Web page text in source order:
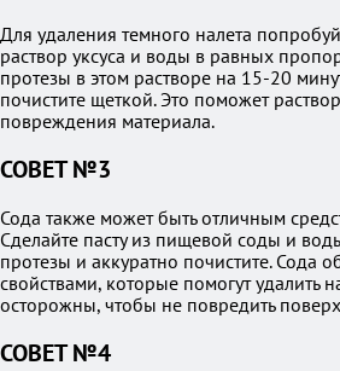
Для удаления темного налета
раствор уксуса и воды в равных
протезы в этом растворе на 15-20
почистите щеткой. Это поможет
повреждения материала.
СОВЕТ №3
Сода также может быть отличным
Сделайте пасту из пищевой соды и
протезы и аккуратно почистите. Сода
свойствами, которые помогут удалить
осторожны, чтобы не повредить
СОВЕТ №4